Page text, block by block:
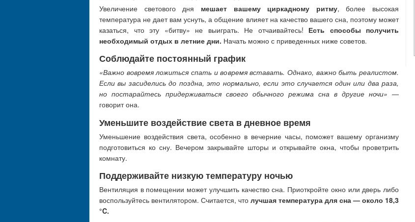
Увеличение светового дня мешает вашему циркадному ритму, более высокая
температура не дает вам уснуть, а общение влияет на качество вашего сна, поэтому может
казаться, что эту «битву» не выиграть. Не отчаивайтесь! Есть способы получить
необходимый отдых в летние дни. Начать можно с приведенных ниже советов.
Соблюдайте постоянный график
«Важно вовремя ложиться спать и вовремя вставать. Однако, важно быть реалистом.
Если вы засиделись до поздна, это нормально, если это случается один или два раза,
но постарайтесь придерживаться своего обычного режима сна в другие ночи» —
говорит она.
Уменьшите воздействие света в дневное время
Уменьшение воздействия света, особенно в вечерние часы, поможет вашему организму
подготовиться ко сну. Вечером закрывайте шторы и открывайте окна, чтобы проветрить
комнату.
Поддерживайте низкую температуру ночью
Вентиляция в помещении может улучшить качество сна. Приоткройте окно или дверь либо
воспользуйтесь вентилятором. Считается, что лучшая температура для сна — около 18,3
°C.